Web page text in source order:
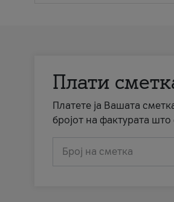
Плати
Платете ја Вашата
бројот на фактурата што
Број на сметка